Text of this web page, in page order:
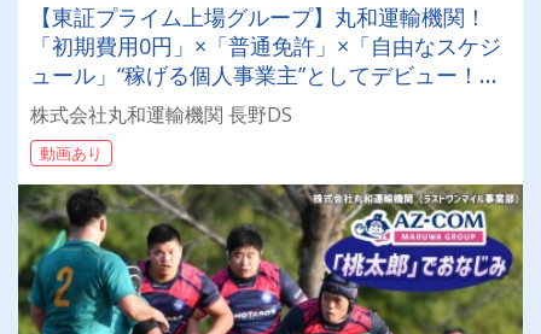
【東証プライム上場グループ】丸和運輸機関！
「初期費用0円」×「普通免許」×「自由なスケジ
ュール」“稼げる個人事業主”としてデビュー！確
定申告など充実のサポート体制も♪
株式会社丸和運輸機関 長野DS
動画あり